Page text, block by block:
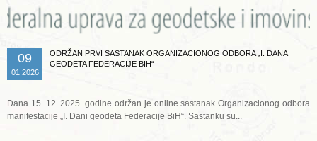
09
01.2026
ODRŽAN PRVI SASTANAK ORGANIZACIONOG ODBORA „I. DANA
GEODETA FEDERACIJE BIH“
Dana 15. 12. 2025. godine održan je online sastanak Organizacionog odbora
manifestacije „I. Dani geodeta Federacije BiH“. Sastanku su...